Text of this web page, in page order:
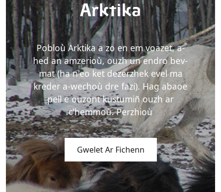
Arktika
Pobloù Arktika a zo en em voazet, a-
hed an amzerioù, ouzh un endro bev-
mat (ha n'eo ket dezerzhek evel ma
kreder a-wechoù dre fazi). Hag abaoe
pell e ouzont kustumiñ ouzh ar
c'hemmoù. Perzhioù
Gwelet Ar Fichenn